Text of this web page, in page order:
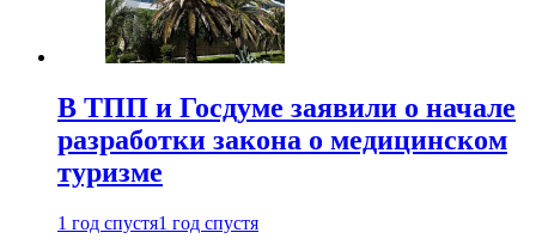
В ТПП и Госдуме заявили о начале
разработки закона о медицинском
туризме
1 год спустя1 год спустя